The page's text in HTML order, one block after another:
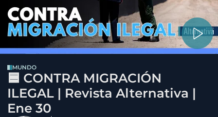
MUNDO
🟦 CONTRA MIGRACIÓN
ILEGAL | Revista Alternativa |
Ene 30